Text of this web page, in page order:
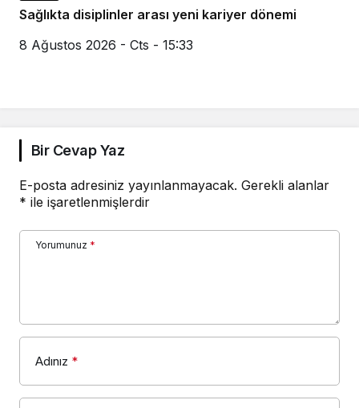
Sağlıkta disiplinler arası yeni kariyer dönemi
8 Ağustos 2026 - Cts - 15:33
Bir Cevap Yaz
E-posta adresiniz yayınlanmayacak. Gerekli alanlar
* ile işaretlenmişlerdir
Yorumunuz *
Adınız *